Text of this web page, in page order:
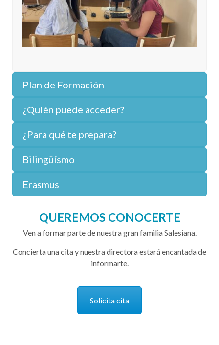
Plan de Formación
¿Quién puede acceder?
¿Para qué te prepara?
Bilingüísmo
Erasmus
QUEREMOS CONOCERTE
Ven a formar parte de nuestra gran familia Salesiana.
Concierta una cita y nuestra directora estará encantada de
informarte.
Solicita cita